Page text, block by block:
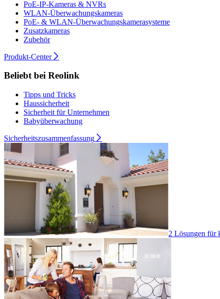
PoE-IP-Kameras & NVRs
WLAN-Überwachungskameras
PoE- & WLAN-Überwachungskamerasysteme
Zusatzkameras
Zubehör
Produkt-Center
Beliebt bei Reolink
Tipps und Tricks
Haussicherheit
Sicherheit für Unternehmen
Babyüberwachung
Sicherheitszusammenfassung
2 Lösungen für